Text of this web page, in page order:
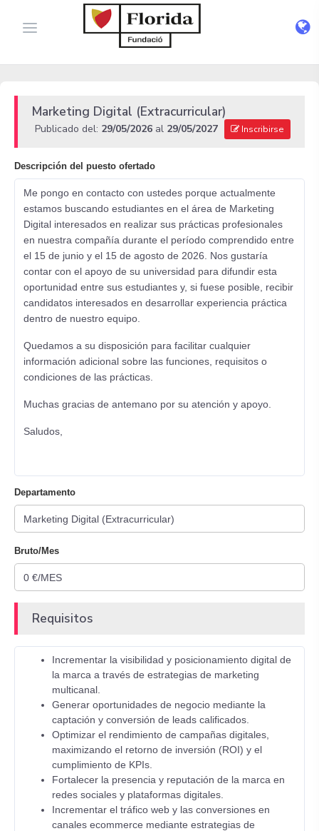
Marketing Digital (Extracurricular)
Publicado del: 29/05/2026 al 29/05/2027 Inscribirse
Descripción del puesto ofertado
Me pongo en contacto con ustedes porque actualmente
estamos buscando estudiantes en el área de Marketing
Digital interesados en realizar sus prácticas profesionales
en nuestra compañía durante el período comprendido entre
el 15 de junio y el 15 de agosto de 2026. Nos gustaría
contar con el apoyo de su universidad para difundir esta
oportunidad entre sus estudiantes y, si fuese posible, recibir
candidatos interesados en desarrollar experiencia práctica
dentro de nuestro equipo.
Quedamos a su disposición para facilitar cualquier
información adicional sobre las funciones, requisitos o
condiciones de las prácticas.
Muchas gracias de antemano por su atención y apoyo.
Saludos,
Departamento
Bruto/Mes
Requisitos
Incrementar la visibilidad y posicionamiento digital de
la marca a través de estrategias de marketing
multicanal.
Generar oportunidades de negocio mediante la
captación y conversión de leads calificados.
Optimizar el rendimiento de campañas digitales,
maximizando el retorno de inversión (ROI) y el
cumplimiento de KPIs.
Fortalecer la presencia y reputación de la marca en
redes sociales y plataformas digitales.
Incrementar el tráfico web y las conversiones en
canales ecommerce mediante estrategias de